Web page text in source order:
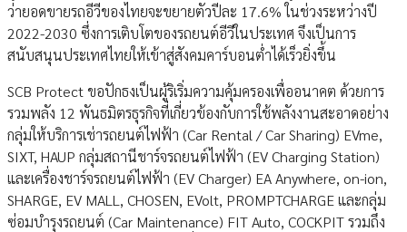
ว่ายอดขายรถอีวีของไทยจะขยายตัวปีละ 17.6% ในช่วงระหว่างปี
2022-2030 ซึ่งการเติบโตของรถยนต์อีวีในประเทศ จึงเป็นการ
สนับสนุนประเทศไทยให้เข้าสู่สังคมคาร์บอนต่ำได้เร็วยิ่งขึ้น
SCB Protect ขอปักธงเป็นผู้ริเริ่มความคุ้มครองเพื่ออนาคต ด้วยการ
รวมพลัง 12 พันธมิตรธุรกิจที่เกี่ยวข้องกับการใช้พลังงานสะอาดอย่าง
กลุ่มให้บริการเช่ารถยนต์ไฟฟ้า (Car Rental / Car Sharing) EVme,
SIXT, HAUP กลุ่มสถานีชาร์จรถยนต์ไฟฟ้า (EV Charging Station)
และเครื่องชาร์จรถยนต์ไฟฟ้า (EV Charger) EA Anywhere, on-ion,
SHARGE, EV MALL, CHOSEN, EVolt, PROMPTCHARGE และกลุ่ม
ซ่อมบำรุงรถยนต์ (Car Maintenance) FIT Auto, COCKPIT รวมถึง